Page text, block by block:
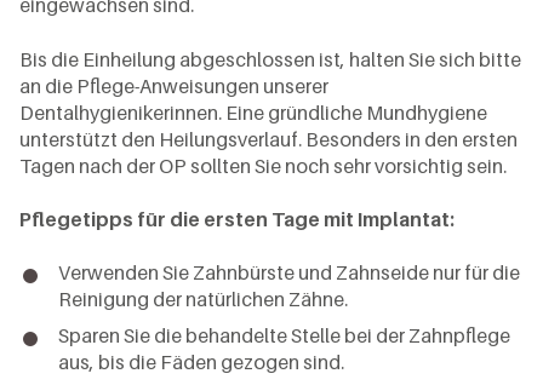
eingewachsen sind.
Bis die Einheilung abgeschlossen ist, halten Sie sich bitte
an die Pflege-Anweisungen unserer
Dentalhygienikerinnen. Eine gründliche Mundhygiene
unterstützt den Heilungsverlauf. Besonders in den ersten
Tagen nach der OP sollten Sie noch sehr vorsichtig sein.
Pflegetipps für die ersten Tage mit Implantat:
Verwenden Sie Zahnbürste und Zahnseide nur für die
Reinigung der natürlichen Zähne.
Sparen Sie die behandelte Stelle bei der Zahnpflege
aus, bis die Fäden gezogen sind.